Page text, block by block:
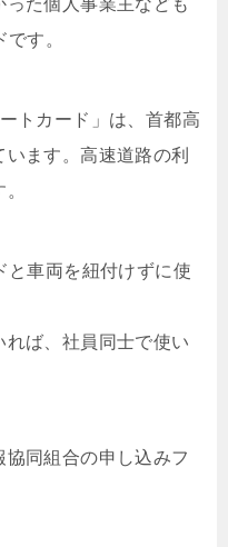
た個人事業主なども
す。
トカード」は、首都高
います。高速道路の利
と車両を紐付けずに使
ば、社員同士で使い
同組合の申し込みフ